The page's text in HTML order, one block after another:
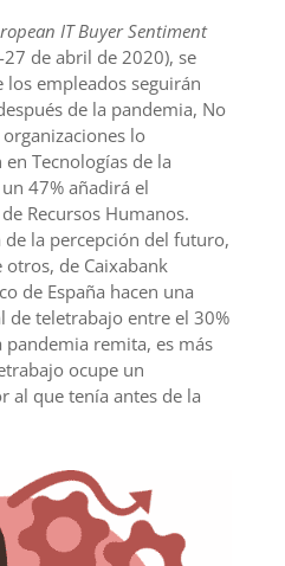
IT Buyer Sentiment
de abril de 2020), se
los empleados seguirán
de la pandemia, No
lo
Tecnologías de la
47% añadirá el
Recursos Humanos.
de la percepción del futuro,
de Caixabank
de España hacen una
de teletrabajo entre el 30%
pandemia remita, es más
ocupe un
al que tenía antes de la